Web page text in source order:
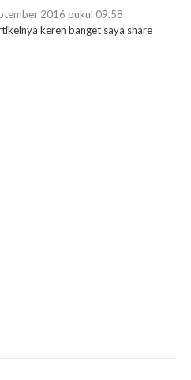
2016 pukul 09.58
keren banget saya share